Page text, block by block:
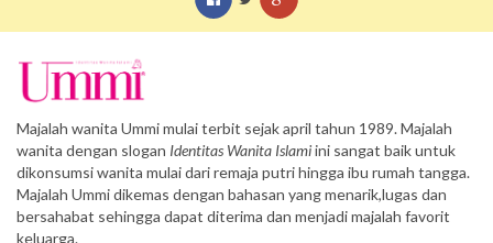
Majalah wanita Ummi mulai terbit sejak april tahun 1989. Majalah
wanita dengan slogan Identitas Wanita Islamiini sangat baik untuk
dikonsumsi wanita mulai dari remaja putri hingga ibu rumah tangga.
Majalah Ummi dikemas dengan bahasan yang menarik,lugas dan
bersahabat sehingga dapat diterima dan menjadi majalah favorit
keluarga.